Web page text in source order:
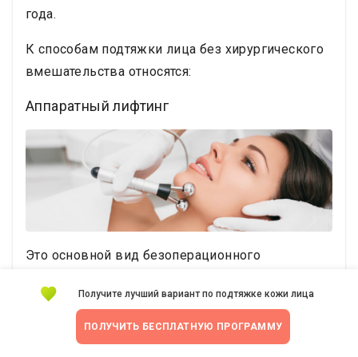
года.
К способам подтяжки лица без хирургического
вмешательства относятся:
Аппаратный лифтинг
Это основной вид безоперационного
совета косметических хирургов. Врачи
проводят его с помощью специальных
устройств. Они производят энергию, которая
Получите лучший вариант по подтяжке кожи лица
ПОЛУЧИТЬ БЕСПЛАТНУЮ ПРОГРАММУ